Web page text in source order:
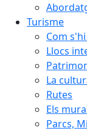
Turisme
Com
Llocs
La
Rutes
Els
Parcs,